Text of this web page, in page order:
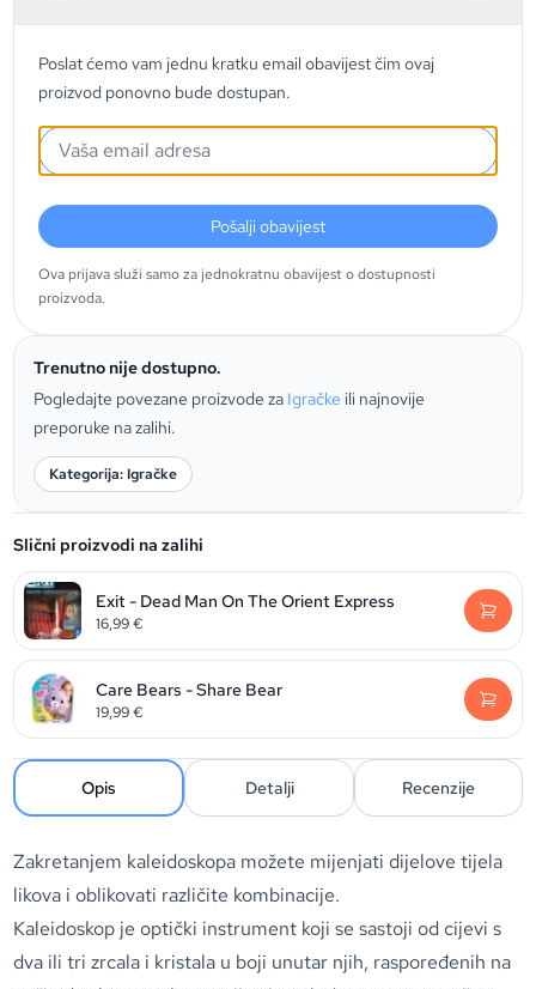
Poslat ćemo vam jednu kratku email obavijest čim ovaj
proizvod ponovno bude dostupan.
Pošalji obavijest
Ova prijava služi samo za jednokratnu obavijest o dostupnosti
proizvoda.
Trenutno nije dostupno.
Pogledajte povezane proizvode za Igračke ili najnovije
preporuke na zalihi.
Kategorija: Igračke
Slični proizvodi na zalihi
Exit - Dead Man On The Orient Express
16,99€
Care Bears - Share Bear
19,99€
Opis Detalji Recenzije
Zakretanjem kaleidoskopa možete mijenjati dijelove tijela
likova i oblikovati različite kombinacije.
Kaleidoskop je optički instrument koji se sastoji od cijevi s
dva ili tri zrcala i kristala u boji unutar njih, raspoređenih na